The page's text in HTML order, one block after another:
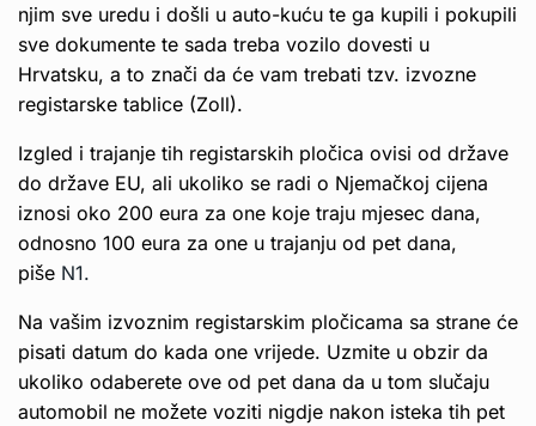
njim sve uredu i došli u auto-kuću te ga kupili i pokupili
sve dokumente te sada treba vozilo dovesti u
Hrvatsku, a to znači da će vam trebati tzv. izvozne
registarske tablice (Zoll).
Izgled i trajanje tih registarskih pločica ovisi od države
do države EU, ali ukoliko se radi o Njemačkoj cijena
iznosi oko 200 eura za one koje traju mjesec dana,
odnosno 100 eura za one u trajanju od pet dana,
piše N1.
Na vašim izvoznim registarskim pločicama sa strane će
pisati datum do kada one vrijede. Uzmite u obzir da
ukoliko odaberete ove od pet dana da u tom slučaju
automobil ne možete voziti nigdje nakon isteka tih pet